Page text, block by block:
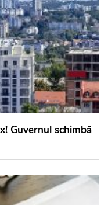
Guvernul schimbă